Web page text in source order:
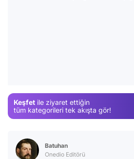
Keşfet ile ziyaret ettiğin
tüm kategorileri tek akışta gör!
Batuhan
Onedio Editörü